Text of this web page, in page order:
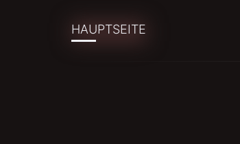
HAUPTSEITE